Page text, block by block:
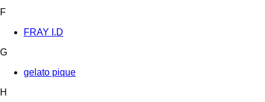
F
FRAY I.D
G
gelato pique
H